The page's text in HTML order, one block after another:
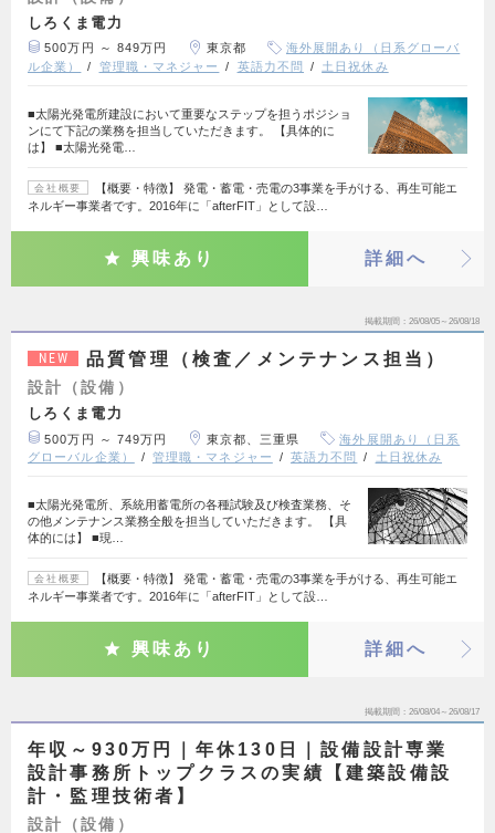
しろくま電力
500万円 ～ 849万円 東京都
海外展開あり（日系グローバ
ル企業）
管理職・マネジャー 英語力不問 土日祝休み
■太陽光発電所建設において重要なステップを担うポジショ
ンにて下記の業務を担当していただきます。 【具体的に
は】 ■太陽光発電…
会社概要
【概要・特徴】 発電・蓄電・売電の3事業を手がける、再生可能エ
ネルギー事業者です。2016年に「afterFIT」として設…
興味あり 詳細へ
掲載期間 26/08/05～26/08/18
NEW 品質管理（検査／メンテナンス担当）
設計（設備）
しろくま電力
500万円 ～ 749万円 東京都、三重県
海外展開あり（日系
グローバル企業）
管理職・マネジャー 英語力不問 土日祝休み
■太陽光発電所、系統用蓄電所の各種試験及び検査業務、そ
の他メンテナンス業務全般を担当していただきます。 【具
体的には】 ■現…
会社概要
【概要・特徴】 発電・蓄電・売電の3事業を手がける、再生可能エ
ネルギー事業者です。2016年に「afterFIT」として設…
興味あり 詳細へ
掲載期間 26/08/04～26/08/17
年収～930万円｜年休130日｜設備設計専業
設計事務所トップクラスの実績【建築設備設
計・監理技術者】
設計（設備）